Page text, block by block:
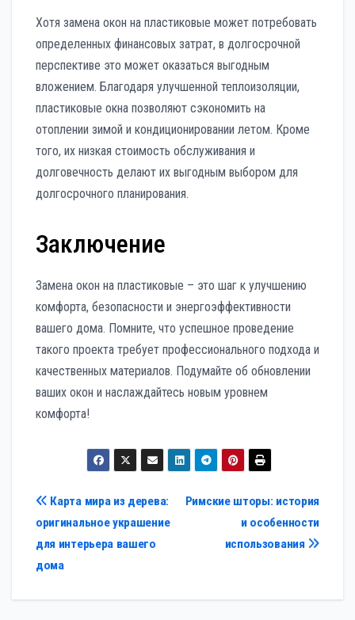
Хотя замена окон на пластиковые может потребовать
определенных финансовых затрат, в долгосрочной
перспективе это может оказаться выгодным
вложением. Благодаря улучшенной теплоизоляции,
пластиковые окна позволяют сэкономить на
отоплении зимой и кондиционировании летом. Кроме
того, их низкая стоимость обслуживания и
долговечность делают их выгодным выбором для
долгосрочного планирования.
Заключение
Замена окон на пластиковые – это шаг к улучшению
комфорта, безопасности и энергоэффективности
вашего дома. Помните, что успешное проведение
такого проекта требует профессионального подхода и
качественных материалов. Подумайте об обновлении
ваших окон и наслаждайтесь новым уровнем
комфорта!
Навигация
по
записям
Римские шторы: история
и особенности
использования
Карта мира из дерева:
оригинальное украшение
для интерьера вашего
дома